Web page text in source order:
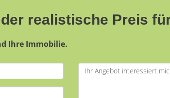
realistische Preis
Ihre Immobilie.